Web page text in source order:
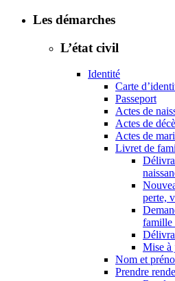
Les démarches
L’état civil
Identité
Carte
Passeport
Actes de
Actes de
Actes de
Livret de
perte,
famille
Mise à
Nom et
Prendre